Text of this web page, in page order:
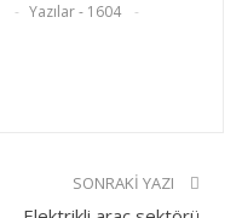
Yazılar - 1604
SONRAKI YAZI